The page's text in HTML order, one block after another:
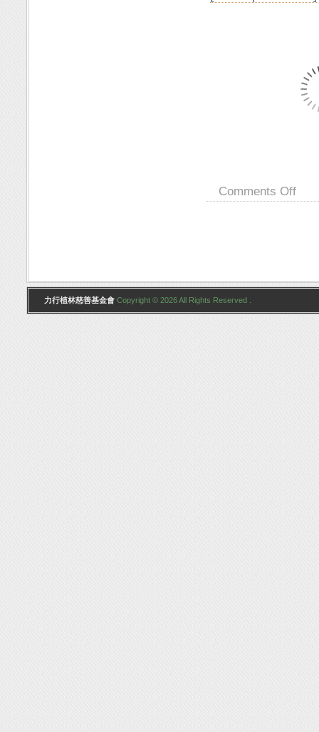
Comments Off
力行植林慈善基金會 Copyright © 2026 All Rights Reserved .